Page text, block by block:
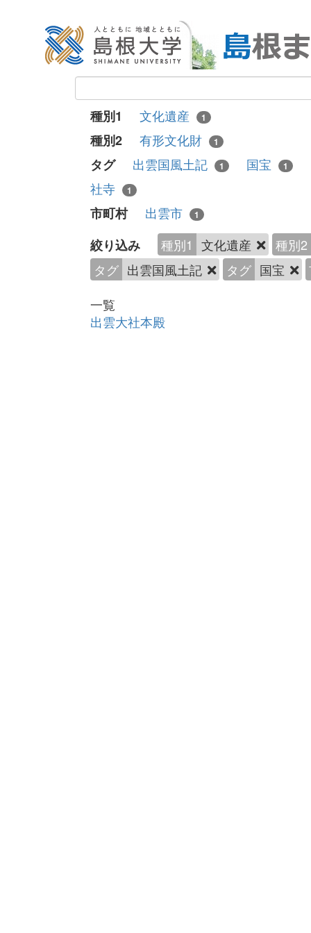
種別1 文化遺産 1
種別2 有形文化財 1
タグ 出雲国風土記 1 国宝 1
社寺
1
市町村 出雲市 1
絞り込み 種別1 文化遺産
種別2
タグ 出雲国風土記 タグ 国宝
一覧
出雲大社本殿